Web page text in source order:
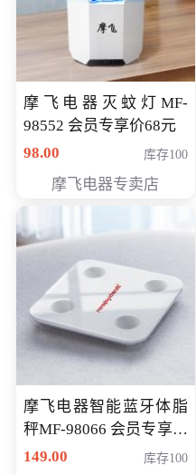
摩飞电器灭蚊灯MF-
98552 会员专享价68元
98.00
库存100
摩飞电器专卖店
摩飞电器智能蓝牙体脂
秤MF-98066 会员专享价
98元
149.00 库存100